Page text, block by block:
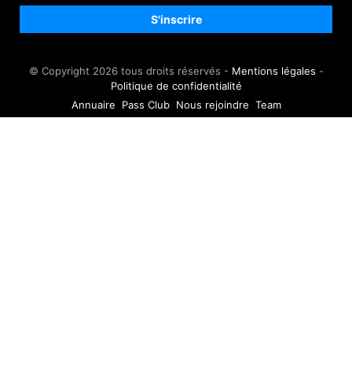
© Copyright 2026 tous droits réservés - Mentions légales -
Politique de confidentialité
Annuaire
Pass Club Nous rejoindre Team